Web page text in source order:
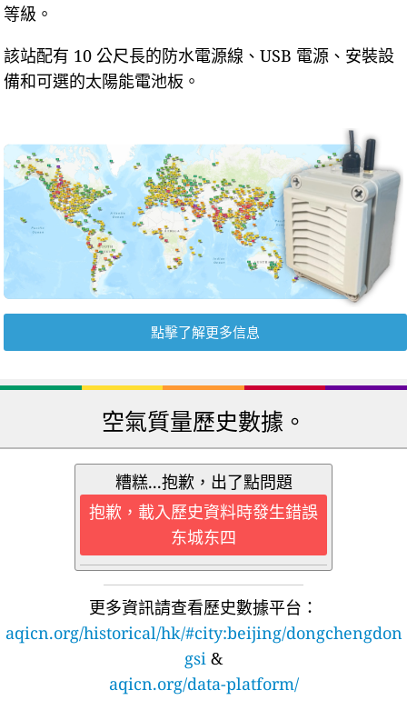
等級。
該站配有 10 公尺長的防水電源線、USB 電源、安裝設
備和可選的太陽能電池板。
點擊了解更多信息
空氣質量歷史數據。
糟糕...抱歉，出了點問題
抱歉，載入歷史資料時發生錯誤
东城东四
更多資訊請查看歷史數據平台：
aqicn.org/historical/hk/#city:beijing/dongchengdon
gsi &
aqicn.org/data-platform/